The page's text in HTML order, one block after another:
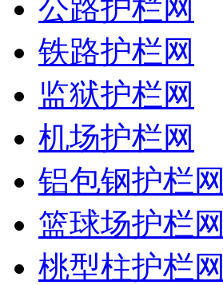
公路护栏网
铁路护栏网
监狱护栏网
机场护栏网
铝包钢护栏网
篮球场护栏网
桃型柱护栏网